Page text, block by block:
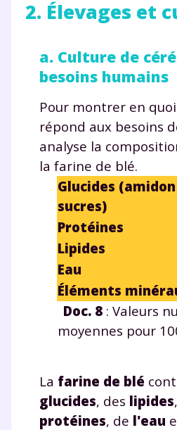
2. Élevages et
a. Culture de
besoins humains
Pour montrer en
répond aux besoins
analyse la
la farine de blé.
Glucides
sucres)
Protéines
Lipides
Eau
Éléments
Doc. 8: Valeurs
moyennes pour
La farine de blé
glucides, des lipides
protéines, de l'eau
Envie de
et de
année
Testez
pendant 24h
plateforme de
scolaire !
Fiches de cours et
corrigés,podcasts
Unespace dédié
suivre les progrès
Tout le programme
Des profs
à la demande par
vidéo